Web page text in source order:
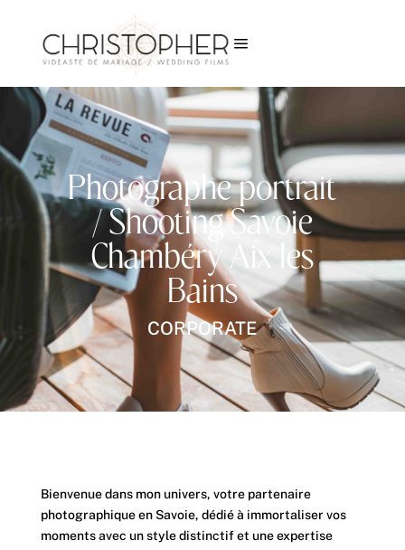
a
Photographe portrait
/ Shooting Savoie
Chambéry Aix les
Bains
CORPORATE
Bienvenue dans mon univers, votre partenaire
photographique en Savoie, dédié à immortaliser vos
moments avec un style distinctif et une expertise